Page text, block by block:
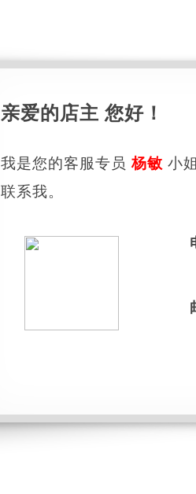
亲爱的店主 您好！
我是您的客服专员杨敏 小
联系我。